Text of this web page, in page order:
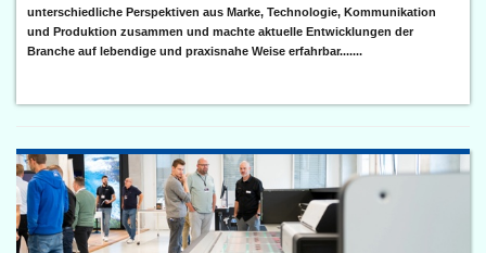
unterschiedliche Perspektiven aus Marke, Technologie, Kommunikation
und Produktion zusammen und machte aktuelle Entwicklungen der
Branche auf lebendige und praxisnahe Weise erfahrbar.......